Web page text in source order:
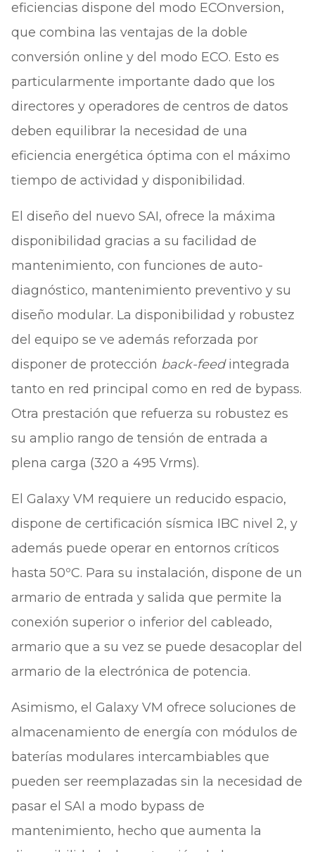
eficiencias dispone del modo ECOnversion,
que combina las ventajas de la doble
conversión online y del modo ECO. Esto es
particularmente importante dado que los
directores y operadores de centros de datos
deben equilibrar la necesidad de una
eficiencia energética óptima con el máximo
tiempo de actividad y disponibilidad.
El diseño del nuevo SAI, ofrece la máxima
disponibilidad gracias a su facilidad de
mantenimiento, con funciones de auto-
diagnóstico, mantenimiento preventivo y su
diseño modular. La disponibilidad y robustez
del equipo se ve además reforzada por
disponer de protección back-feedintegrada
tanto en red principal como en red de bypass.
Otra prestación que refuerza su robustez es
su amplio rango de tensión de entrada a
plena carga (320 a 495 Vrms).
El Galaxy VM requiere un reducido espacio,
dispone de certificación sísmica IBC nivel 2, y
además puede operar en entornos críticos
hasta 50ºC. Para su instalación, dispone de un
armario de entrada y salida que permite la
conexión superior o inferior del cableado,
armario que a su vez se puede desacoplar del
armario de la electrónica de potencia.
Asimismo, el Galaxy VM ofrece soluciones de
almacenamiento de energía con módulos de
baterías modulares intercambiables que
pueden ser reemplazadas sin la necesidad de
pasar el SAI a modo bypass de
mantenimiento, hecho que aumenta la